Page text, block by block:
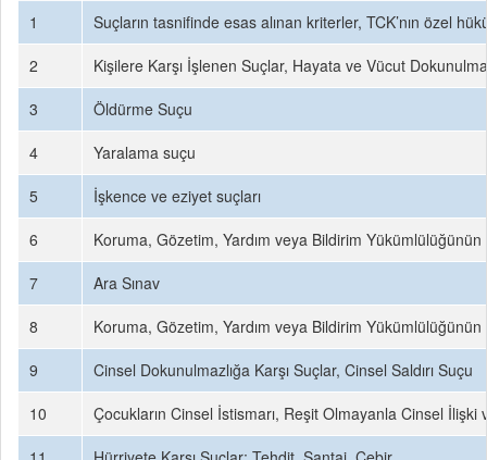
1
Suçların tasnifinde esas alınan kriterler, TCK’nın özel
2
Kişilere Karşı İşlenen Suçlar, Hayata ve Vücut
3
Öldürme Suçu
4
Yaralama suçu
5
İşkence ve eziyet suçları
6
Koruma, Gözetim, Yardım veya Bildirim Yükümlülüğünün
7
Ara Sınav
8
Koruma, Gözetim, Yardım veya Bildirim Yükümlülüğünün
9
Cinsel Dokunulmazlığa Karşı Suçlar, Cinsel Saldırı Suçu
10
Çocukların Cinsel İstismarı, Reşit Olmayanla Cinsel İlişki